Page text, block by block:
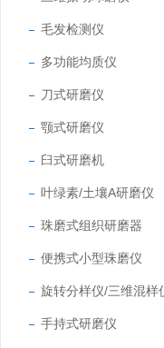
毛发检测仪
多功能均质仪
刀式研磨仪
颚式研磨仪
臼式研磨机
叶绿素/土壤A研磨仪
珠磨式组织研磨器
便携式小型珠磨仪
旋转分样仪/三维混样
手持式研磨仪